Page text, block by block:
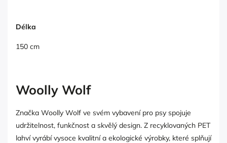
Délka
150 cm
Woolly Wolf
Značka Woolly Wolf ve svém vybavení pro psy spojuje
udržitelnost, funkčnost a skvělý design. Z recyklovaných PET
lahví vyrábí vysoce kvalitní a ekologické výrobky, které splňují